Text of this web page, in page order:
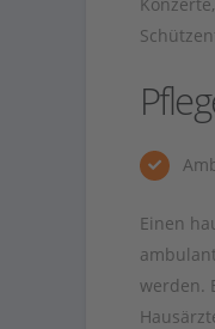
Einen
werden.